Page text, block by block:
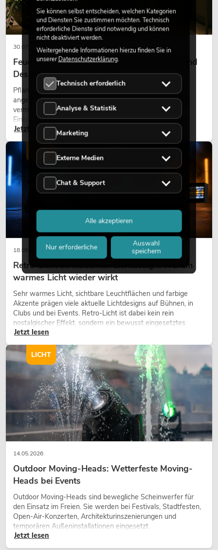
30.07.2026
Feuerhemmende Kunstpflanzen: Sicherheit und
Design perfekt kombiniert
Pflanzen machen Räume lebendig. Sie schaffen eine
angenehme Atmosphäre, verbessern das Ambiente und
vermitteln Natürlichkeit. Ob in Hotels, Restaurants,
Einkaufszentren, Bürogebäuden oder auf Messeständen:
eine hochwertige Begrünung gehört heute längst zum
modernen Raumkonzept.
Jetzt lesen
18.06.2026
Retro-Licht im modernen Lichtdesign: Warum
warmes Licht wieder wirkt
Sehr warmes Licht, sichtbare Leuchtflächen und farbige
Akzente prägen viele aktuelle Lichtdesigns auf Bühnen, in
Clubs und bei Events. Retro-Licht ist dabei kein rein
nostalgischer Effekt, sondern ein bewusst eingesetztes
Gestaltungsmittel: Es schafft Atmosphäre, gibt Szenen
Charakter und kann technische LED-Setups emotionaler
wirken lassen.
Jetzt lesen
LICHT
14.05.2026
Outdoor Moving-Heads: Wetterfeste Moving-
Heads bei Events
Outdoor Moving-Heads sind bewegliche Scheinwerfer für
den Einsatz im Freien. Sie werden bei Festivals, Stadtfesten,
Open-Air-Konzerten, Architekturinszenierungen und
temporären Außeninstallationen eingesetzt.
Jetzt lesen
LICHT
Sie können selbst entscheiden, welchen Kategorien
und Diensten Sie zustimmen möchten. Technisch
erforderliche Dienste sind notwendig und können
nicht deaktiviert werden.
Weitergehende Informationen hierzu finden Sie in
unsererDatenschutzerklärung.
Technisch erforderlich
Analyse & Statistik
Marketing
Externe Medien
Chat & Support
Nur erforderliche
Auswahl
speichern
Alle akzeptieren